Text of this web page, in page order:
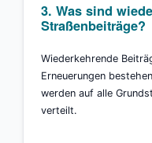
3. Was sind
Straßenbeiträge?
Wiederkehrende
Erneuerungen
werden auf alle
verteilt.